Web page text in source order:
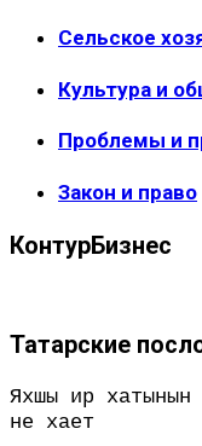
Сельское
Культура и
Проблемы и
Закон и право
КонтурБизнес
Татарские
Яхшы ир
не хает